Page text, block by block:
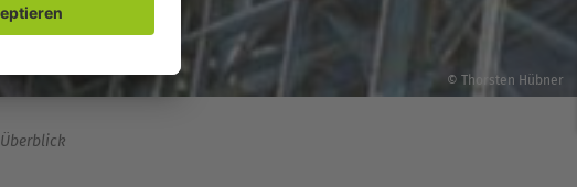
© Thorsten Hübner
Überblick